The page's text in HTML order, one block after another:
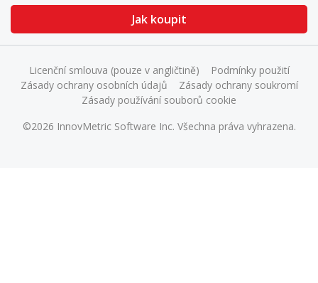
Jak koupit
©2026 InnovMetric Software Inc. Všechna práva vyhrazena.
Licenční smlouva (pouze v angličtině)
Podmínky použití
Zásady ochrany osobních údajů
Zásady ochrany soukromí
Zásady používání souborů cookie